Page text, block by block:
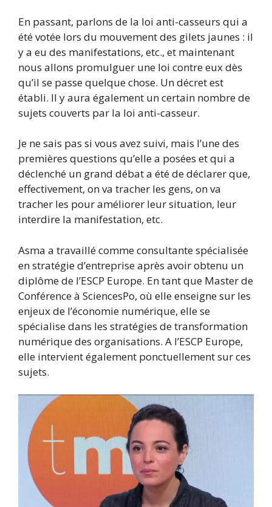
En passant, parlons de la loi anti-casseurs qui a
été votée lors du mouvement des gilets jaunes : il
y a eu des manifestations, etc., et maintenant
nous allons promulguer une loi contre eux dès
qu’il se passe quelque chose. Un décret est
établi. Il y aura également un certain nombre de
sujets couverts par la loi anti-casseur.
Je ne sais pas si vous avez suivi, mais l’une des
premières questions qu’elle a posées et qui a
déclenché un grand débat a été de déclarer que,
effectivement, on va tracher les gens, on va
tracher les pour améliorer leur situation, leur
interdire la manifestation, etc.
Asma a travaillé comme consultante spécialisée
en stratégie d’entreprise après avoir obtenu un
diplôme de l’ESCP Europe. En tant que Master de
Conférence à SciencesPo, où elle enseigne sur les
enjeux de l’économie numérique, elle se
spécialise dans les stratégies de transformation
numérique des organisations. A l’ESCP Europe,
elle intervient également ponctuellement sur ces
sujets.